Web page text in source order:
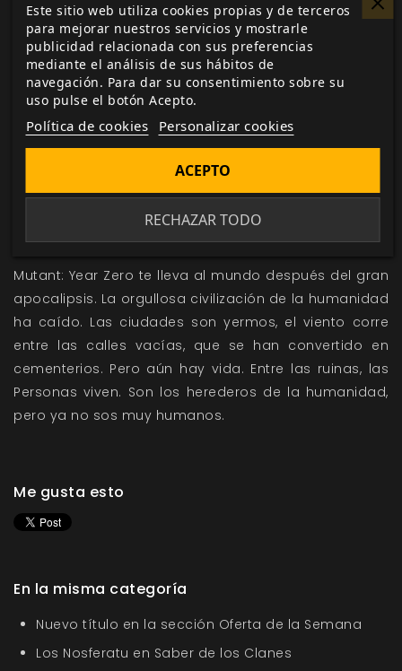
Este suplemento incluye dos versiones del mapa de
cada sector especial de la Zona.
Mutant: Year Zero te lleva al mundo después del gran
apocalipsis. La orgullosa civilización de la humanidad
ha caído. Las ciudades son yermos, el viento corre
entre las calles vacías, que se han convertido en
cementerios. Pero aún hay vida. Entre las ruinas, las
Personas viven. Son los herederos de la humanidad,
pero ya no sos muy humanos.
Me gusta esto
En la misma categoría
Nuevo título en la sección Oferta de la Semana
Los Nosferatu en Saber de los Clanes
Este sitio web utiliza cookies propias y de terceros
para mejorar nuestros servicios y mostrarle
publicidad relacionada con sus preferencias
mediante el análisis de sus hábitos de
navegación. Para dar su consentimiento sobre su
uso pulse el botón Acepto.
Política de cookies Personalizar cookies
RECHAZAR TODO
ACEPTO